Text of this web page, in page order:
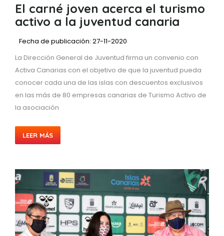
El carné joven acerca el turismo
activo a la juventud canaria
Fecha de publicación: 27-11-2020
La Dirección General de Juventud firma un convenio con
Activa Canarias con el objetivo de que la juventud pueda
conocer cada una de las islas con descuentos exclusivos
en las más de 80 empresas canarias de Turismo Activo de
la asociación
LEER MÁS